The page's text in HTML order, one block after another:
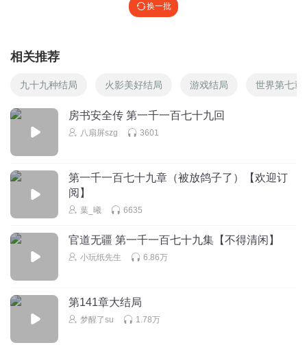
换一批
相关推荐
九十九种结局 火影美好结局 游戏结局 世界第七章
房书安全传 第一千一百七十九回
八扇屏szg 3601
第一千一百七十九章（被放鸽子了）【欢迎订
阅】
葉_曦 6635
官道无疆 第一千一百七十九集【不得清闲】
小玩纸先生 6.86万
第141章大结局
梦醒了su 1.78万